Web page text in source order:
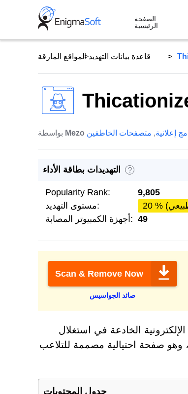
الصفحة
الرئيسية
قاعدة بيانات التهديد المواقع المارقة
Mezo إعلانية, متصفحات الخاطفين
التهديدات بطاقة الأداء ?
Popularity Rank:
9,805
مستوى التهديد:
أجهزة الكمبيوتر المصابة: 49
Scan & Remove Now
صائد الجواسيس
الخادعة في استغلال
عادات التصفح الشائعة. ومن هذه التهديدات موقع Thicationize.co.in، وهو صفحة احتيالية مصممة للتلاعب
جدول المحتويات